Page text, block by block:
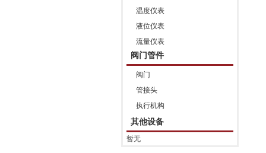
温度仪表
液位仪表
流量仪表
阀门管件
阀门
管接头
执行机构
其他设备
暂无